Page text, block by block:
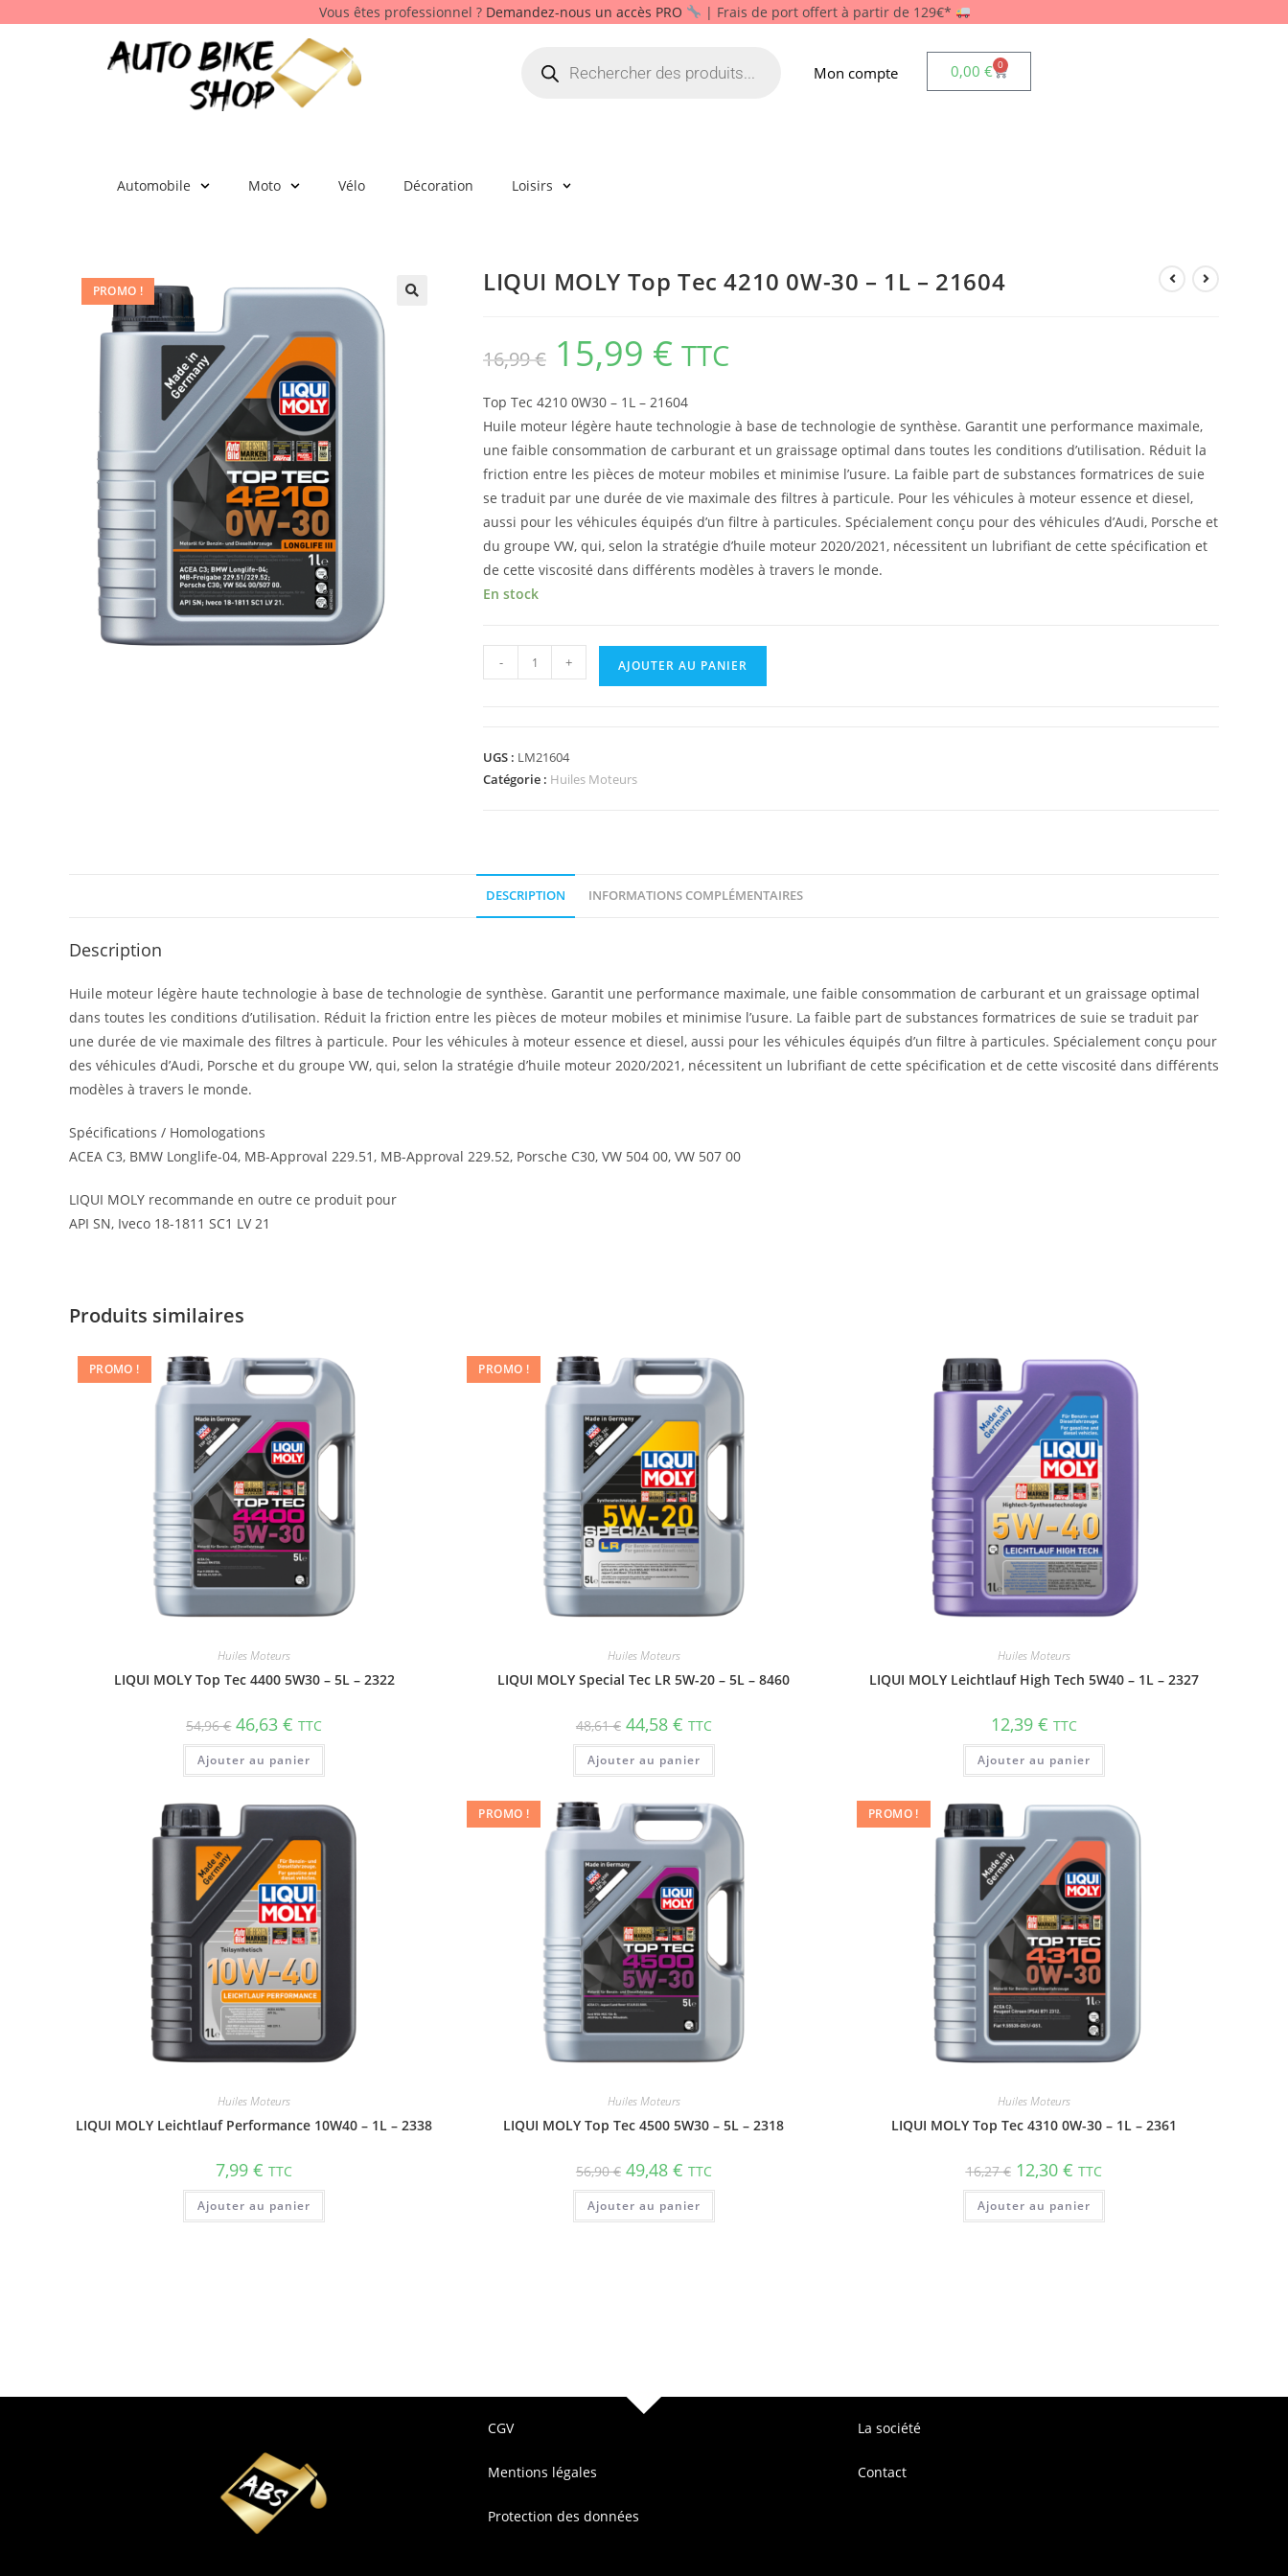
Vous êtes professionnel ? Demandez-nous un accès PRO | Frais de port offert à partir de 129€*
Mon compte 0,00 € 0
Automobile Moto Vélo Décoration Loisirs
PROMO ! LIQUI MOLY Top Tec 4210 0W-30 – 1L – 21604
16,99€ 15,99 € TTC
Top Tec 4210 0W30 – 1L – 21604
Huile moteur légère haute technologie à base de technologie de synthèse. Garantit une performance maximale,
une faible consommation de carburant et un graissage optimal dans toutes les conditions d’utilisation. Réduit la
friction entre les pièces de moteur mobiles et minimise l’usure. La faible part de substances formatrices de suie
se traduit par une durée de vie maximale des filtres à particule. Pour les véhicules à moteur essence et diesel,
aussi pour les véhicules équipés d’un filtre à particules. Spécialement conçu pour des véhicules d’Audi, Porsche et
du groupe VW, qui, selon la stratégie d’huile moteur 2020/2021, nécessitent un lubrifiant de cette spécification et
de cette viscosité dans différents modèles à travers le monde.
En stock
- + AJOUTER AU PANIER
UGS : LM21604
Catégorie : Huiles Moteurs
DESCRIPTION INFORMATIONS COMPLÉMENTAIRES
Description
Huile moteur légère haute technologie à base de technologie de synthèse. Garantit une performance maximale, une faible consommation de carburant et un graissage optimal
dans toutes les conditions d’utilisation. Réduit la friction entre les pièces de moteur mobiles et minimise l’usure. La faible part de substances formatrices de suie se traduit par
une durée de vie maximale des filtres à particule. Pour les véhicules à moteur essence et diesel, aussi pour les véhicules équipés d’un filtre à particules. Spécialement conçu pour
des véhicules d’Audi, Porsche et du groupe VW, qui, selon la stratégie d’huile moteur 2020/2021, nécessitent un lubrifiant de cette spécification et de cette viscosité dans différents
modèles à travers le monde.
Spécifications / Homologations
ACEA C3, BMW Longlife-04, MB-Approval 229.51, MB-Approval 229.52, Porsche C30, VW 504 00, VW 507 00
LIQUI MOLY recommande en outre ce produit pour
API SN, Iveco 18-1811 SC1 LV 21
Produits similaires
PROMO !
Huiles Moteurs
LIQUI MOLY Top Tec 4400 5W30 – 5L – 2322
54,96€ 46,63€ TTC
Ajouter au panier
PROMO !
Huiles Moteurs
LIQUI MOLY Special Tec LR 5W-20 – 5L – 8460
48,61€ 44,58 € TTC
Ajouter au panier
Huiles Moteurs
LIQUI MOLY Leichtlauf High Tech 5W40 – 1L – 2327
12,39 € TTC
Ajouter au panier
Huiles Moteurs
LIQUI MOLY Leichtlauf Performance 10W40 – 1L – 2338
7,99€ TTC
Ajouter au panier
PROMO !
Huiles Moteurs
LIQUI MOLY Top Tec 4500 5W30 – 5L – 2318
56,90€ 49,48 € TTC
Ajouter au panier
PROMO !
Huiles Moteurs
LIQUI MOLY Top Tec 4310 0W-30 – 1L – 2361
16,27€ 12,30 € TTC
Ajouter au panier
CGV
Mentions légales
Protection des données
La société
Contact